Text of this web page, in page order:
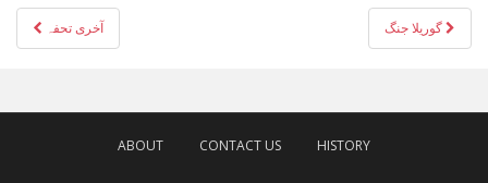
Post
navigation
آخری تحفہ
ABOUT CONTACT US HISTORY